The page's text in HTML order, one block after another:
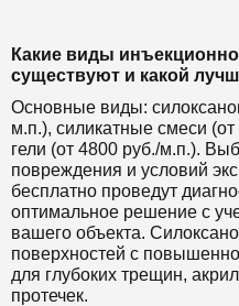
Какие виды
существуют и какой
Основные виды:
м.п.), силикатные смеси
гели (от 4800 руб./м.п.).
повреждения и условий
бесплатно проведут
оптимальное решение с
вашего объекта.
поверхностей с
для глубоких трещин,
протечек.